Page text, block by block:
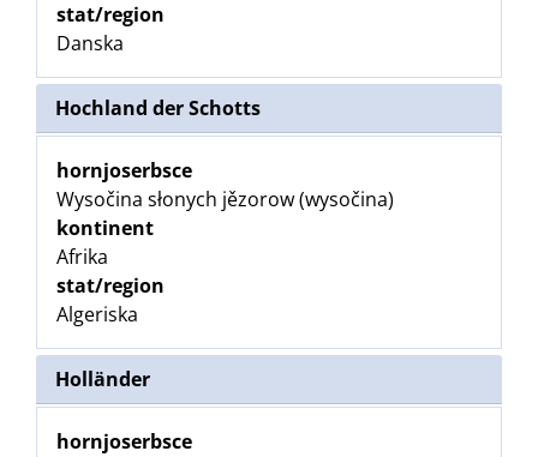
stat/region
Danska
Hochland der Schotts
hornjoserbsce
Wysočina słonych jězorow (wysočina)
kontinent
Afrika
stat/region
Algeriska
Holländer
hornjoserbsce